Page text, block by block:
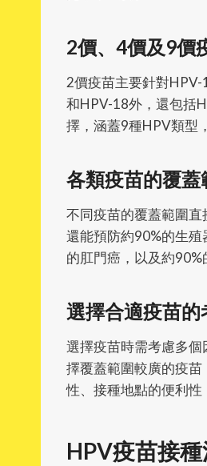
2價、4價及9價
2價疫苗主要針對
和HPV-18外，還包括
擇，涵蓋9種HPV類型
各類疫苗的覆蓋
不同疫苗的覆蓋範圍
還能預防約90%的生
的肛門癌，以及約90%
選擇合適疫苗的
選擇疫苗時需考慮多
擇覆蓋範圍較廣的疫
性、接種地點的便利性
HPV疫苗接